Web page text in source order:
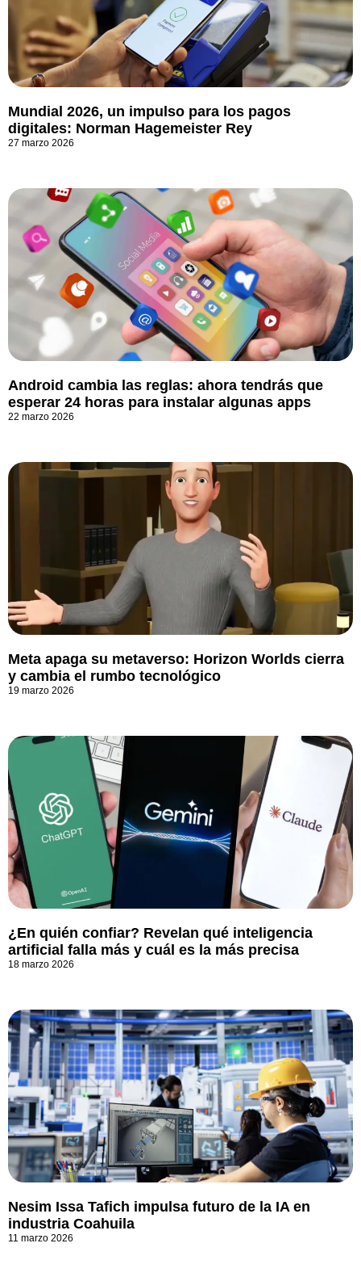
Mundial 2026, un impulso para los pagos
digitales: Norman Hagemeister Rey
27 marzo 2026
Android cambia las reglas: ahora tendrás que
esperar 24 horas para instalar algunas apps
22 marzo 2026
Meta apaga su metaverso: Horizon Worlds cierra
y cambia el rumbo tecnológico
19 marzo 2026
¿En quién confiar? Revelan qué inteligencia
artificial falla más y cuál es la más precisa
18 marzo 2026
Nesim Issa Tafich impulsa futuro de la IA en
industria Coahuila
11 marzo 2026